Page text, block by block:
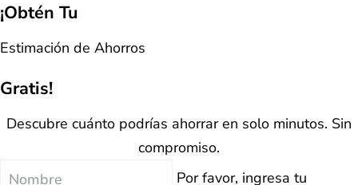
¡Obtén Tu
Estimación de Ahorros
Gratis!
Descubre cuánto podrías ahorrar en solo minutos. Sin
compromiso.
Nombre
Por favor, ingresa tu